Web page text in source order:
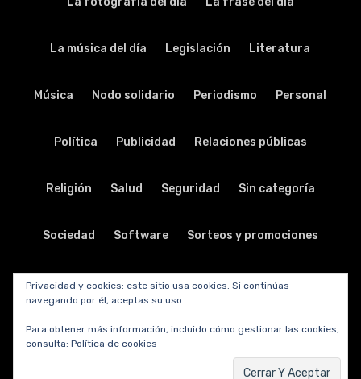
La música del día Legislación Literatura
Música Nodo solidario Periodismo Personal
Política Publicidad Relaciones públicas
Religión Salud Seguridad Sin categoría
Sociedad Software Sorteos y promociones
Tabletas Teatro Tecnología
Telecomunicaciones Telefonía Trabajo
Vida y viajes
Privacidad y cookies: este sitio usa cookies. Si continúas
navegando por él, aceptas su uso.
Para obtener más información, incluido cómo gestionar las cookies,
consulta: Política de cookies